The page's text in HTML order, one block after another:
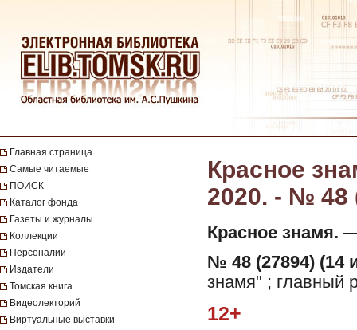
Главная страница
Самые читаемые
ПОИСК
Каталог фонда
Газеты и журналы
Коллекции
Персоналии
Издатели
Томская книга
Видеолекторий
Виртуальные выставки
Красное
2020. - № 48
Красное знамя. —
№ 48 (27894) (14
знамя" ; главный
12+